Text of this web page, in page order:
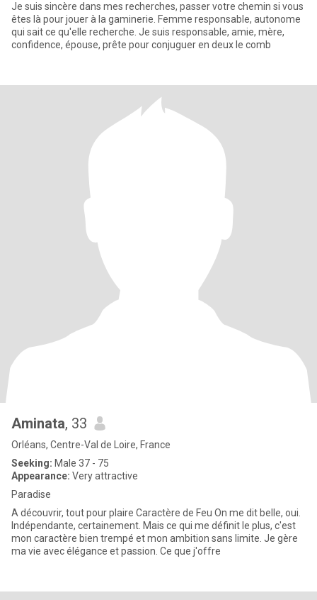
Je suis sincère dans mes recherches, passer votre chemin si vous
êtes là pour jouer à la gaminerie. Femme responsable, autonome
qui sait ce qu'elle recherche. Je suis responsable, amie, mère,
confidence, épouse, prête pour conjuguer en deux le comb
Aminata, 33
Orléans, Centre-Val de Loire, France
Seeking: Male 37 - 75
Appearance: Very attractive
Paradise
A découvrir, tout pour plaire Caractère de Feu ​On me dit belle, oui.
Indépendante, certainement. Mais ce qui me définit le plus, c'est
mon caractère bien trempé et mon ambition sans limite. Je gère
ma vie avec élégance et passion. ​Ce que j'offre